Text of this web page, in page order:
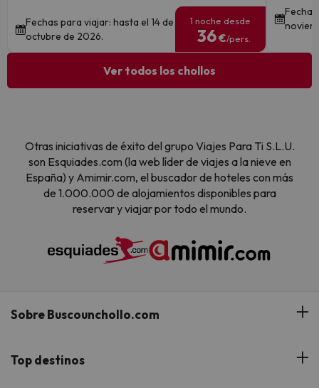
Fechas para viajar: hasta el 14 de
octubre de 2026.
1 noche desde
36€/pers.
Ver todos los chollos
Otras iniciativas de éxito del grupo Viajes Para Ti S.L.U.
son Esquiades.com (la web líder de viajes a la nieve en
España) y Amimir.com, el buscador de hoteles con más
de 1.000.000 de alojamientos disponibles para
reservar y viajar por todo el mundo.
Sobre Buscounchollo.com
¿Quiénes somos?
Top destinos